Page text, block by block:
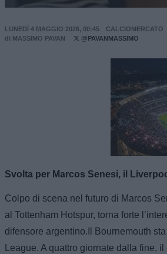
LUNEDÌ 4 MAGGIO 2026, 00:45
CALCIOMERCATO
di MASSIMO PAVAN @PAVANMASSIMO
Svolta per Marcos Senesi, il
Colpo di scena nel futuro di Marcos
al Tottenham Hotspur, torna forte
difensore argentino.Il Bournemouth
League. A quattro giornate dalla fine,